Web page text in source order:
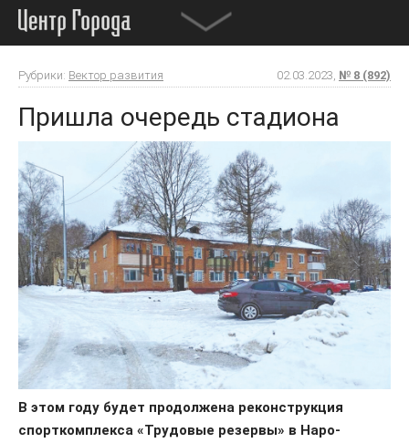
02.03.2023, № 8 (892)
Рубрики: Вектор развития
Пришла очередь стадиона
В этом году будет продолжена реконструкция
спорткомплекса «Трудовые резервы» в Наро-